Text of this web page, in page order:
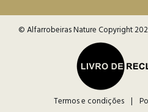
© Alfarrobeiras Nature Copyright
Termos e condições |